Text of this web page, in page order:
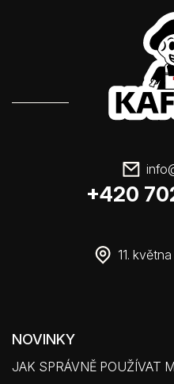
info
+420
11.
NOVINKY
JAK SPRÁVNĚ POUŽÍVAT